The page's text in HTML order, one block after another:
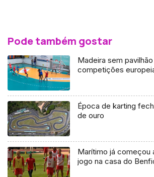
Pode também gostar
Madeira sem
competições
Época de karting
de ouro
Marítimo já começou
jogo na casa do